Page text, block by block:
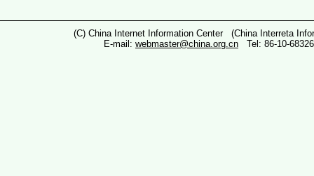
(C) China Internet Information Center (China Interreta
E-mail: webmaster@china.org.cn Tel: 86-10-